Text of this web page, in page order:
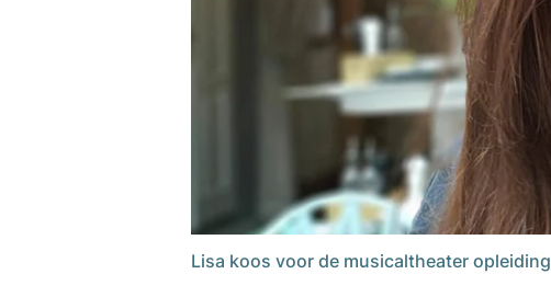
Lisa koos voor de musicaltheater opleiding